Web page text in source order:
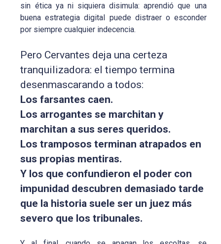
sin ética ya ni siquiera disimula: aprendió que una
buena estrategia digital puede distraer o esconder
por siempre cualquier indecencia.
Pero Cervantes deja una certeza
tranquilizadora: el tiempo termina
desenmascarando a todos:
Los farsantes caen.
Los arrogantes se marchitan y
marchitan a sus seres queridos.
Los tramposos terminan atrapados en
sus propias mentiras.
Y los que confundieron el poder con
impunidad descubren demasiado tarde
que la historia suele ser un juez más
severo que los tribunales.